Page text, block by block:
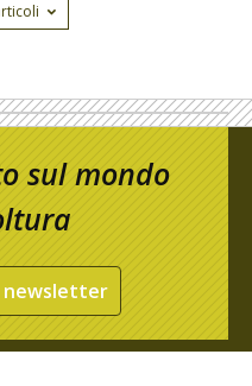
sul mondo
newsletter